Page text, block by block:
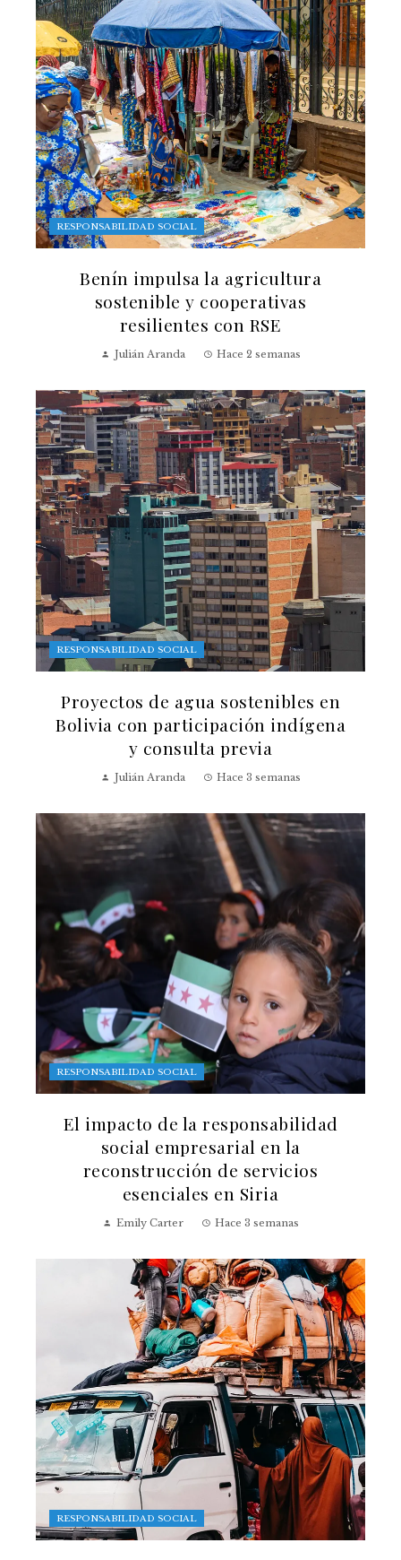
RESPONSABILIDAD SOCIAL
Benín impulsa la agricultura
sostenible y cooperativas
resilientes con RSE
Julián Aranda Hace 2 semanas
RESPONSABILIDAD SOCIAL
Proyectos de agua sostenibles en
Bolivia con participación indígena
y consulta previa
Julián Aranda Hace 3 semanas
RESPONSABILIDAD SOCIAL
El impacto de la responsabilidad
social empresarial en la
reconstrucción de servicios
esenciales en Siria
Emily Carter Hace 3 semanas
RESPONSABILIDAD SOCIAL